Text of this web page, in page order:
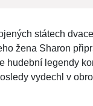
státech
žena Sharon
hudební legendy
vydechl v